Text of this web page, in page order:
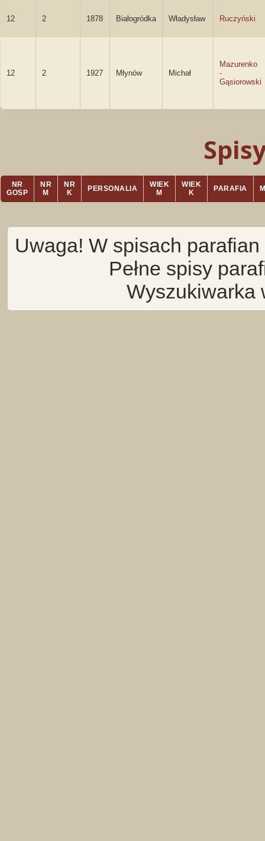
12 2 1878 Białogródka Władysław Ruczyński
12 2 1927 Młynów Michał
Mazurenko
-
Gąsiorowski
NR
GOSP
NR
M
NR
K
PERSONALIA
WIEK
M
WIEK
K
PARAFIA
Uwaga! W spisach
Pełne spisy
Wyszukiwarka